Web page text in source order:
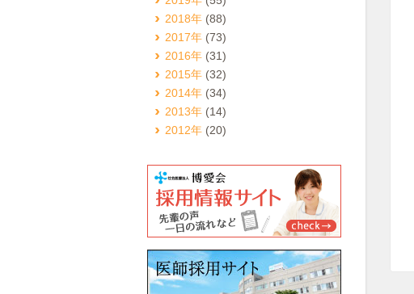
2018年 (88)
2017年 (73)
2016年 (31)
2015年 (32)
2014年 (34)
2013年 (14)
2012年 (20)